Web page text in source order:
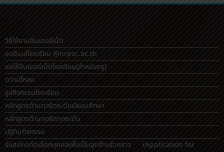
วิธีใช้งานอินเตอร์เน็ต
ขออีเมล์โรงเรียน @nrpsc.ac.th
ขอใช้อินเตอร์เน็ตโรงเรียน
ดาวน์โหลด
รูปกิจกรรมโรงเรียน
หลักสูตรต้านทุจริตระดับมัธยมศึกษา
หลักสูตรต้านทุจริตทุกระดับ
ปฏิทินกิจกรรม